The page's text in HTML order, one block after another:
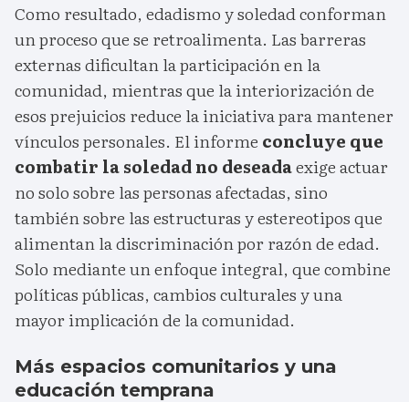
Como resultado, edadismo y soledad conforman
un proceso que se retroalimenta. Las barreras
externas dificultan la participación en la
comunidad, mientras que la interiorización de
esos prejuicios reduce la iniciativa para mantener
vínculos personales. El informe concluye que
combatir la soledad no deseadaexige actuar
no solo sobre las personas afectadas, sino
también sobre las estructuras y estereotipos que
alimentan la discriminación por razón de edad.
Solo mediante un enfoque integral, que combine
políticas públicas, cambios culturales y una
mayor implicación de la comunidad.
Más espacios comunitarios y una
educación temprana